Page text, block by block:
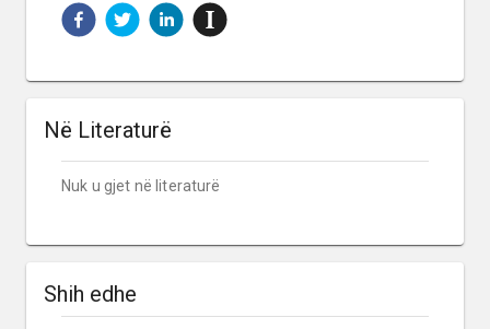
Në Literaturë
Nuk u gjet në literaturë
Shih edhe